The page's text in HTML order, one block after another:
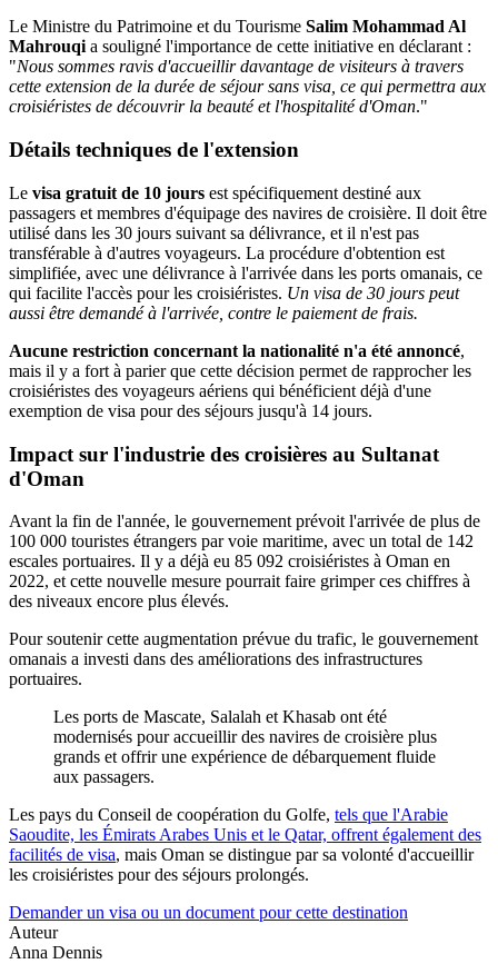
Le Ministre du Patrimoine et du Tourisme Salim Mohammad Al
Mahrouqia souligné l'importance de cette initiative en déclarant :
"Nous sommes ravis d'accueillir davantage de visiteurs à travers
cette extension de la durée de séjour sans visa, ce qui permettra aux
croisiéristes de découvrir la beauté et l'hospitalité d'Oman."
Détails techniques de l'extension
Le visa gratuit de 10 jours est spécifiquement destiné aux
passagers et membres d'équipage des navires de croisière. Il doit être
utilisé dans les 30 jours suivant sa délivrance, et il n'est pas
transférable à d'autres voyageurs. La procédure d'obtention est
simplifiée, avec une délivrance à l'arrivée dans les ports omanais, ce
qui facilite l'accès pour les croisiéristes. Un visa de 30 jours peut
aussi être demandé à l'arrivée, contre le paiement de frais.
Aucune restriction concernant la nationalité n'a été annoncé,
mais il y a fort à parier que cette décision permet de rapprocher les
croisiéristes des voyageurs aériens qui bénéficient déjà d'une
exemption de visa pour des séjours jusqu'à 14 jours.
Impact sur l'industrie des croisières au Sultanat
d'Oman
Avant la fin de l'année, le gouvernement prévoit l'arrivée de plus de
100 000 touristes étrangers par voie maritime, avec un total de 142
escales portuaires. Il y a déjà eu 85 092 croisiéristes à Oman en
2022, et cette nouvelle mesure pourrait faire grimper ces chiffres à
des niveaux encore plus élevés.
Pour soutenir cette augmentation prévue du trafic, le gouvernement
omanais a investi dans des améliorations des infrastructures
portuaires.
Les ports de Mascate, Salalah et Khasab ont été
modernisés pour accueillir des navires de croisière plus
grands et offrir une expérience de débarquement fluide
aux passagers.
Les pays du Conseil de coopération du Golfe, tels que l'Arabie
Saoudite, les Émirats Arabes Unis et le Qatar, offrent également des
facilités de visa, mais Oman se distingue par sa volonté d'accueillir
les croisiéristes pour des séjours prolongés.
Demander un visa ou un document pour cette destination
Auteur
Anna Dennis